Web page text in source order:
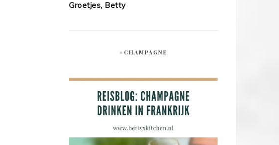
Groetjes, Betty
#CHAMPAGNE